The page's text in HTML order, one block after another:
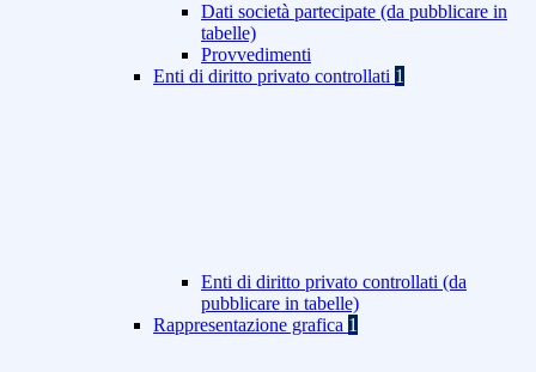
Dati società partecipate (da pubblicare in
tabelle)
Provvedimenti
Enti di diritto privato controllati 1
Enti di diritto privato controllati (da
pubblicare in tabelle)
Rappresentazione grafica 1